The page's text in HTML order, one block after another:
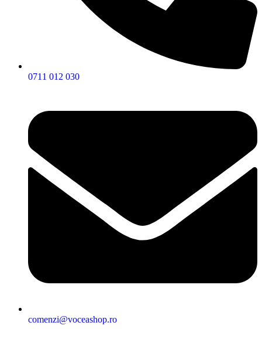
0711 012 030
comenzi@voceashop.ro